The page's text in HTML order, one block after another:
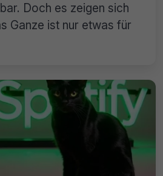
Doch es zeigen sich
Ganze ist nur etwas für